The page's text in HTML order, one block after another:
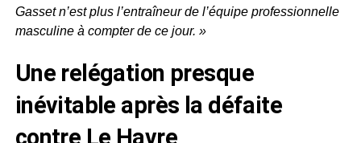
Gasset n’est plus l’entraîneur de l’équipe professionnelle
masculine à compter de ce jour. »
Une relégation presque
inévitable après la défaite
contre Le Havre